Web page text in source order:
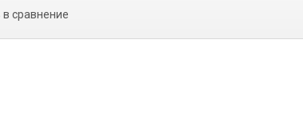
сравнение